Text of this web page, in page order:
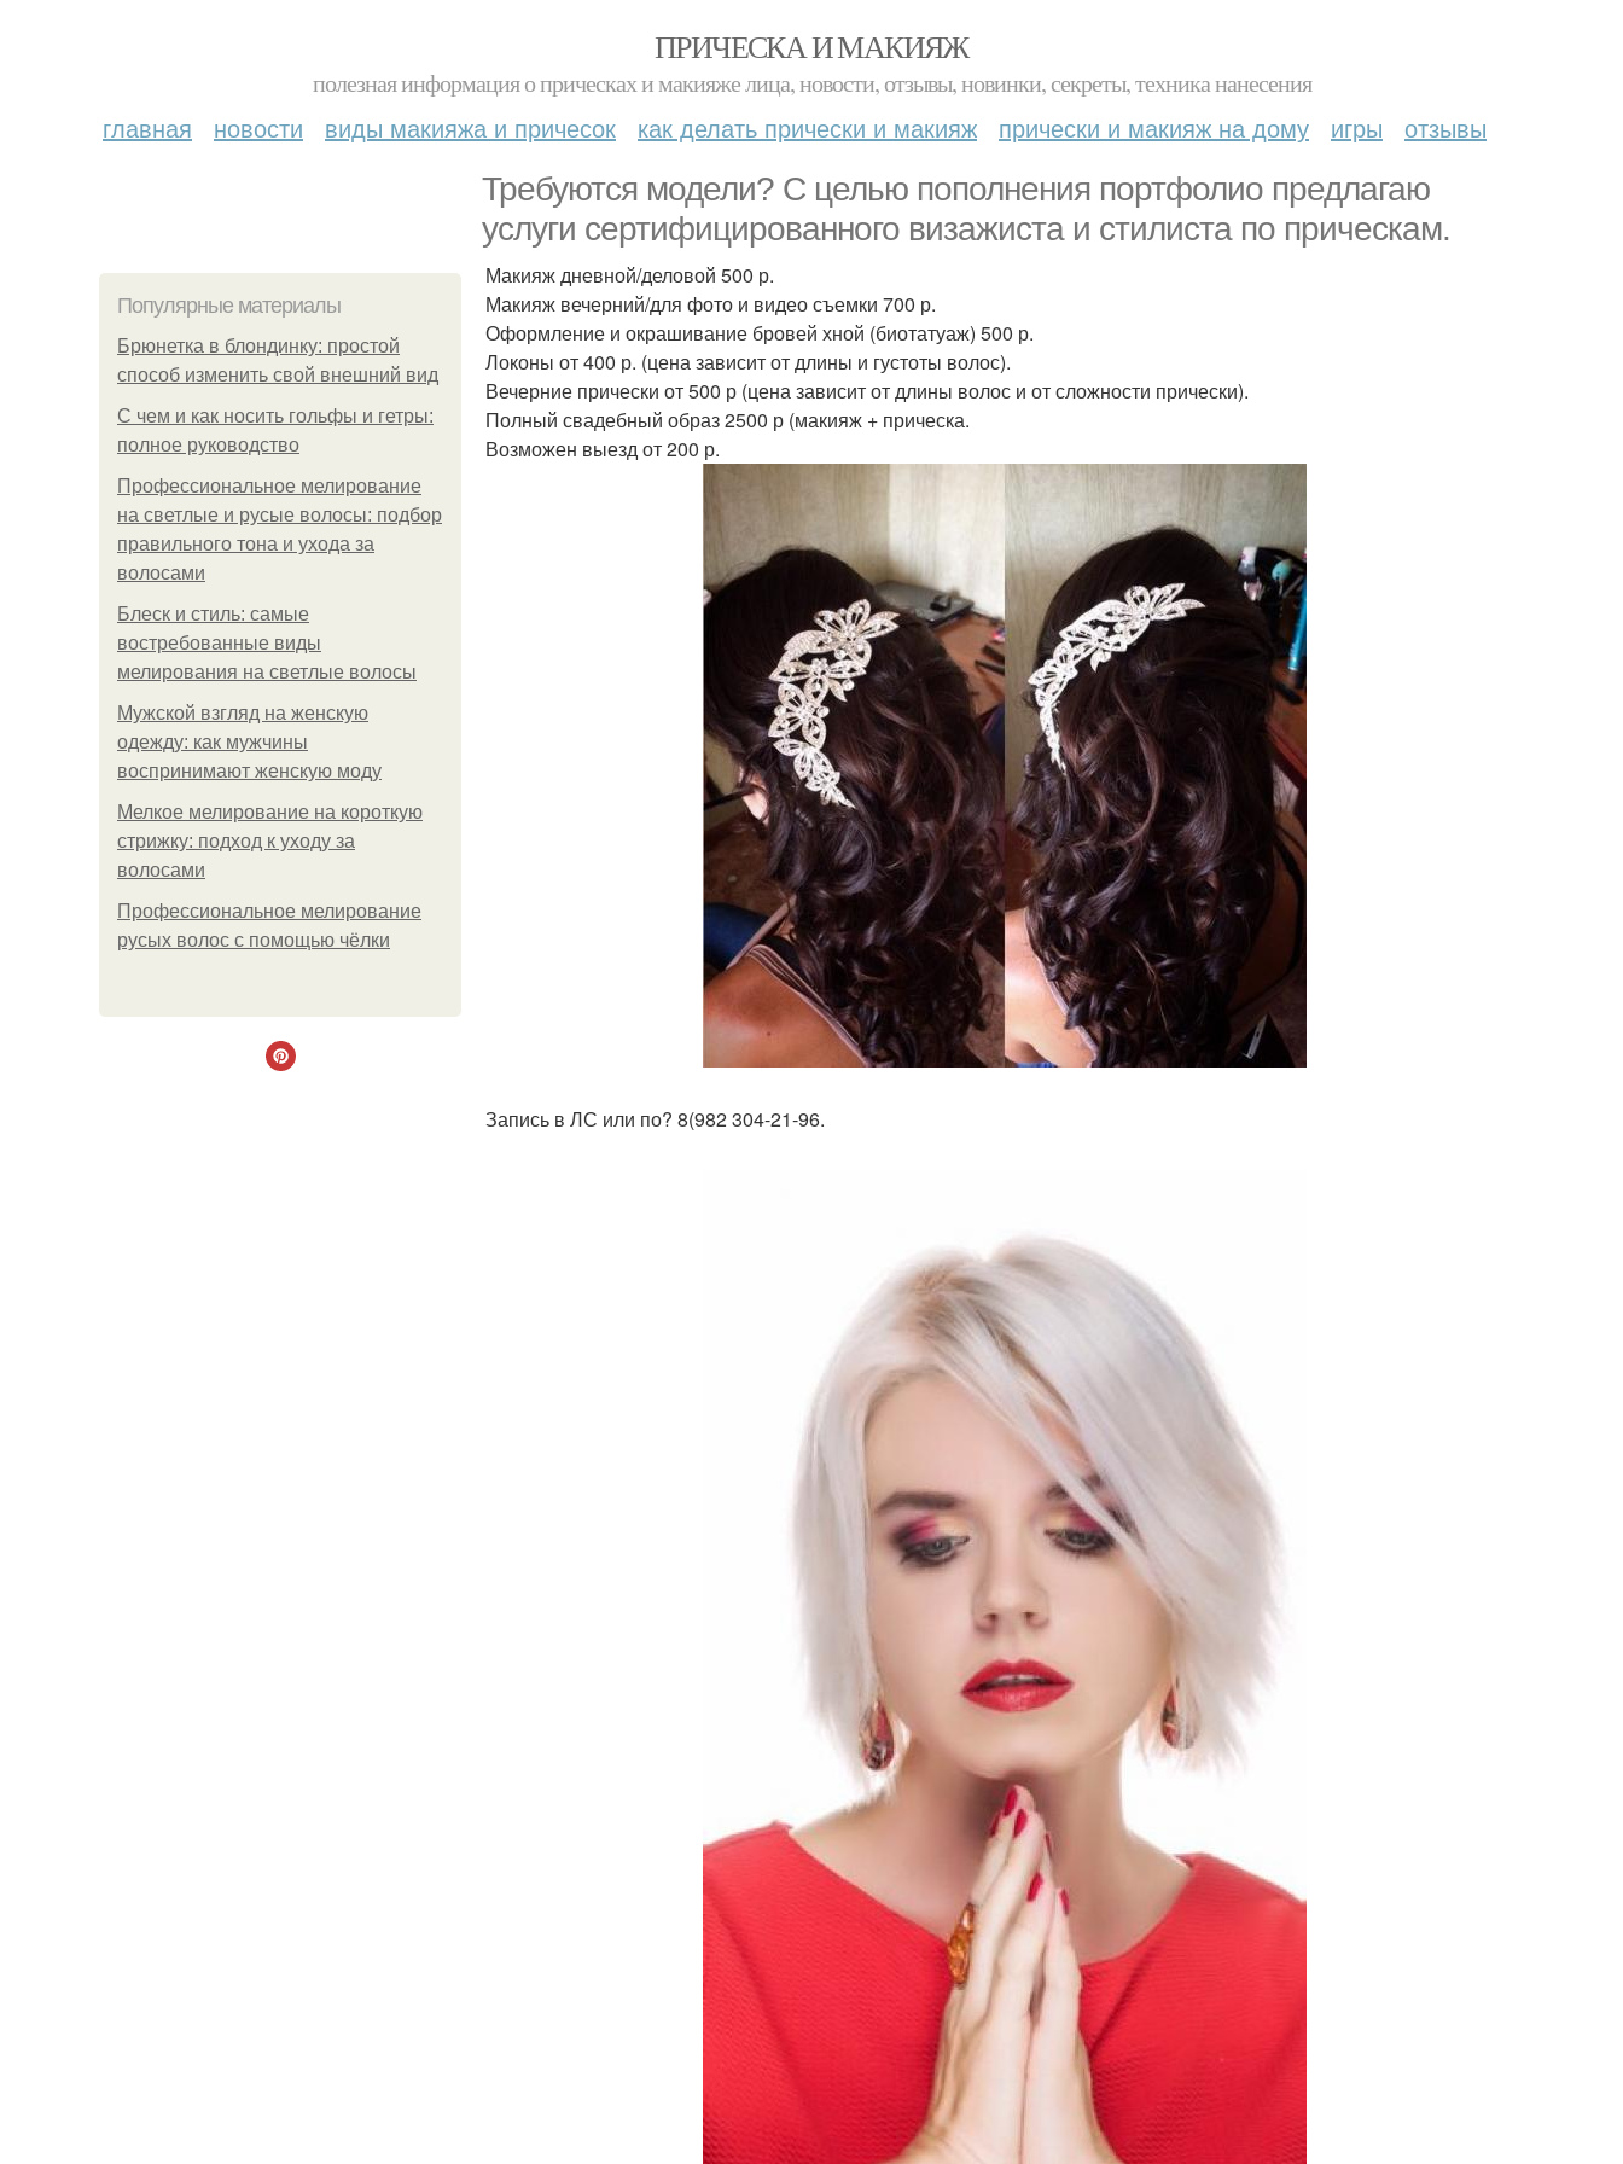
ПРИЧЕСКА И МАКИЯЖ
полезная информация о прическах и макияже лица, новости, отзывы, новинки, секреты, техника нанесения
главная новости виды макияжа и причесок как делать прически и макияж прически и макияж на дому игры отзывы
Требуются модели? С целью пополнения портфолио предлагаю
услуги сертифицированного визажиста и стилиста по прическам.
Популярные материалы
Брюнетка в блондинку: простой
способ изменить свой внешний вид
С чем и как носить гольфы и гетры:
полное руководство
Профессиональное мелирование
на светлые и русые волосы: подбор
правильного тона и ухода за
волосами
Блеск и стиль: самые
востребованные виды
мелирования на светлые волосы
Мужской взгляд на женскую
одежду: как мужчины
воспринимают женскую моду
Мелкое мелирование на короткую
стрижку: подход к уходу за
волосами
Профессиональное мелирование
русых волос с помощью чёлки
Макияж дневной/деловой 500 р.
Макияж вечерний/для фото и видео съемки 700 р.
Оформление и окрашивание бровей хной (биотатуаж) 500 р.
Локоны от 400 р. (цена зависит от длины и густоты волос).
Вечерние прически от 500 р (цена зависит от длины волос и от сложности прически).
Полный свадебный образ 2500 р (макияж + прическа.
Возможен выезд от 200 р.
Запись в ЛС или по? 8(982 304-21-96.